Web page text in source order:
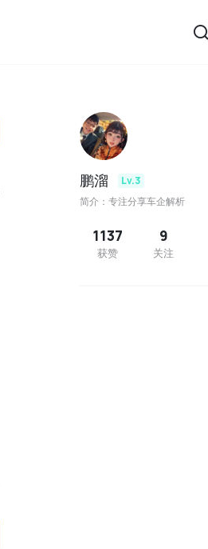
鹏溜 Lv.3
简介：专注分享车企解析
1137
获赞
9
关注